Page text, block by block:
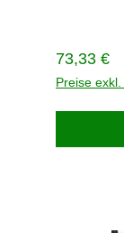
und Wirksamkeit. ✅
Gewicht (kg) :6.1 Abmessungen (cm) :
73,33 €
Preise